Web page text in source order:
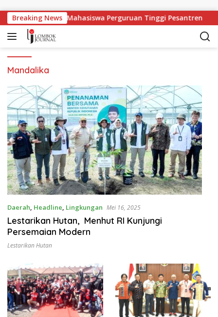
Breaking News
Kerja Bagi Mahasiswa Perguruan Tinggi Pesantren
Mandalika
Daerah, Headline, Lingkungan Mei 16, 2025
Lestarikan Hutan, Menhut RI Kunjungi
Persemaian Modern
Lestarikan Hutan